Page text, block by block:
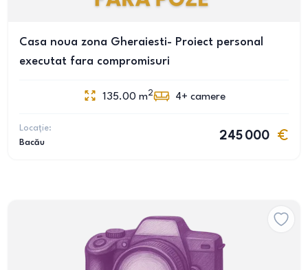
Casa noua zona Gheraiesti- Proiect personal
executat fara compromisuri
135.00 m2 4+ camere
Locație:
Bacău
245 000